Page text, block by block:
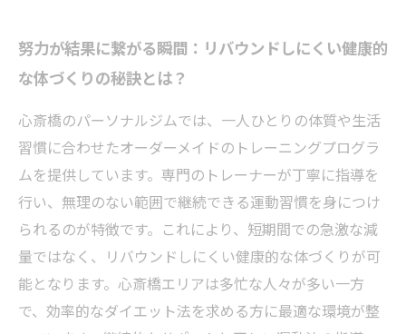
努力が結果に繋がる瞬間：リバウンドしにくい健康的
な体づくりの秘訣とは？
心斎橋のパーソナルジムでは、一人ひとりの体質や生活
習慣に合わせたオーダーメイドのトレーニングプログラ
ムを提供しています。専門のトレーナーが丁寧に指導を
行い、無理のない範囲で継続できる運動習慣を身につけ
られるのが特徴です。これにより、短期間での急激な減
量ではなく、リバウンドしにくい健康的な体づくりが可
能となります。心斎橋エリアは多忙な人々が多い一方
で、効率的なダイエット法を求める方に最適な環境が整